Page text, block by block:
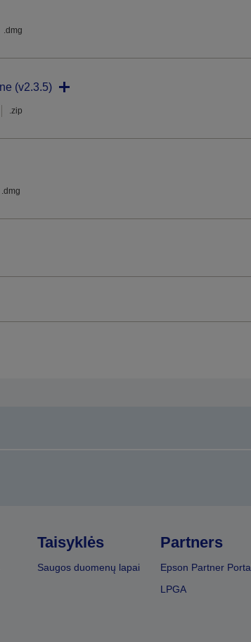
.dmg
(v2.3.5)
.zip
.dmg
Taisyklės
Saugos duomenų lapai
Partners
Epson Partner
LPGA